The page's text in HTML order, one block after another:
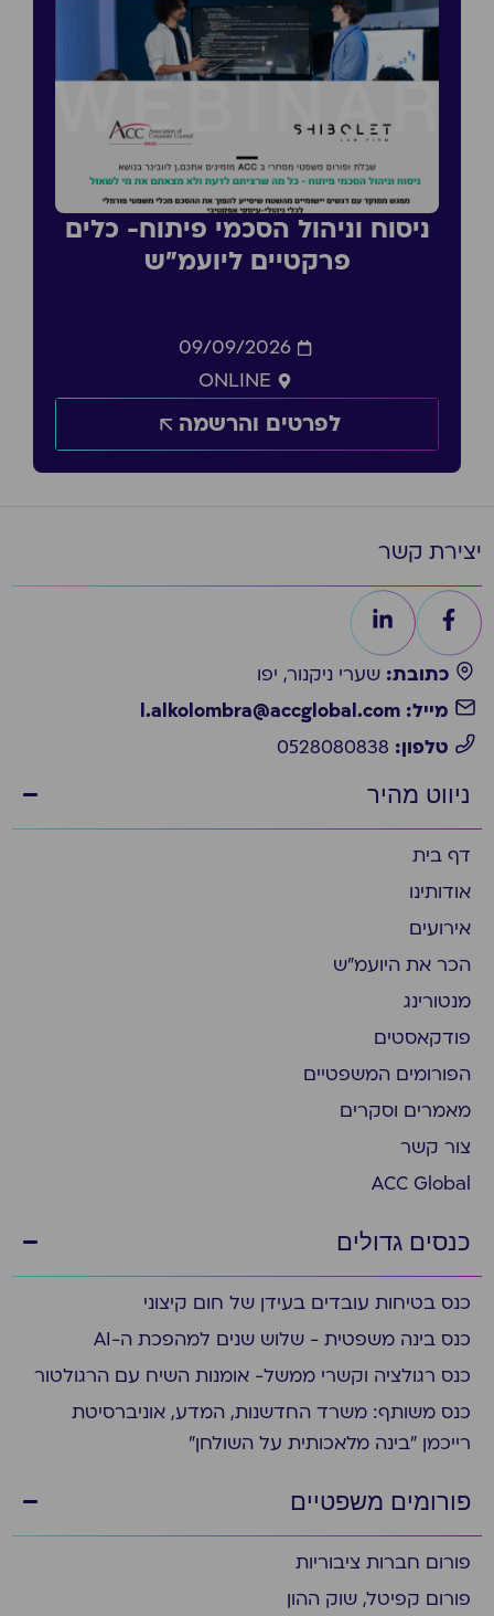
ניסוח וניהול הסכמי פיתוח- כלים
פרקטיים ליועמ״ש
09/09/2026
ONLINE
לפרטים והרשמה
יצירת קשר
כתובת: שערי ניקנור, יפו
מייל: l.alkolombra@accglobal.com
טלפון:
ניווט מהיר
דף בית
אודותינו
אירועים
הכר את היועמ״ש
מנטורינג
פודקאסטים
הפורומים המשפטיים
מאמרים וסקרים
צור קשר
ACC Global
כנסים גדולים
כנס בטיחות עובדים בעידן של חום קיצוני
כנס בינה משפטית - שלוש שנים למהפכת ה-AI
כנס רגולציה וקשרי ממשל- אומנות השיח עם הרגולטור
כנס משותף: משרד החדשנות, המדע, אוניברסיטת
רייכמן "בינה מלאכותית על השולחן"
פורומים משפטיים
פורום חברות ציבוריות
פורום קפיטל, שוק ההון